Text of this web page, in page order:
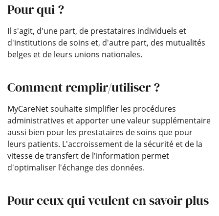
Pour qui ?
Il s'agit, d'une part, de prestataires individuels et
d'institutions de soins et, d'autre part, des mutualités
belges et de leurs unions nationales.
Comment remplir/utiliser ?
MyCareNet souhaite simplifier les procédures
administratives et apporter une valeur supplémentaire
aussi bien pour les prestataires de soins que pour
leurs patients. L'accroissement de la sécurité et de la
vitesse de transfert de l'information permet
d'optimaliser l'échange des données.
Pour ceux qui veulent en savoir plus